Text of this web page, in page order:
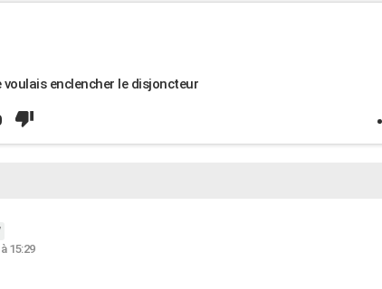
enclencher le disjoncteur
15:29